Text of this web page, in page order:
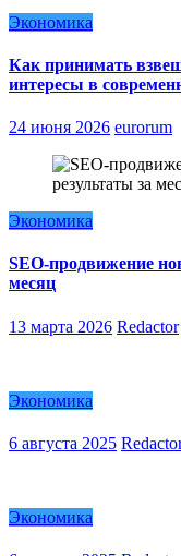
Экономика
Как принимать
интересы в
24 июня 2026 eurorum
Экономика
SEO-продвижение
месяц
13 марта 2026 Redactor
Экономика
6 августа 2025
Экономика